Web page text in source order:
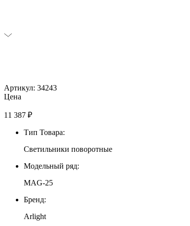
Артикул: 34243
Цена
11 387 ₽
Тип Товара:
Светильники поворотные
Модельный ряд:
MAG-25
Бренд:
Arlight